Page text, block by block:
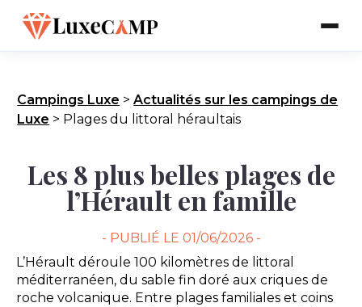
Campings Luxe >Actualités sur les campings de
Luxe > Plages du littoral héraultais
Les 8 plus belles plages de
l’Hérault en famille
- PUBLIÉ LE 01/06/2026 -
L’Hérault déroule 100 kilomètres de littoral
méditerranéen, du sable fin doré aux criques de
roche volcanique. Entre plages familiales et coins